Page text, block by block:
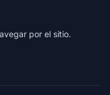
por el sitio.